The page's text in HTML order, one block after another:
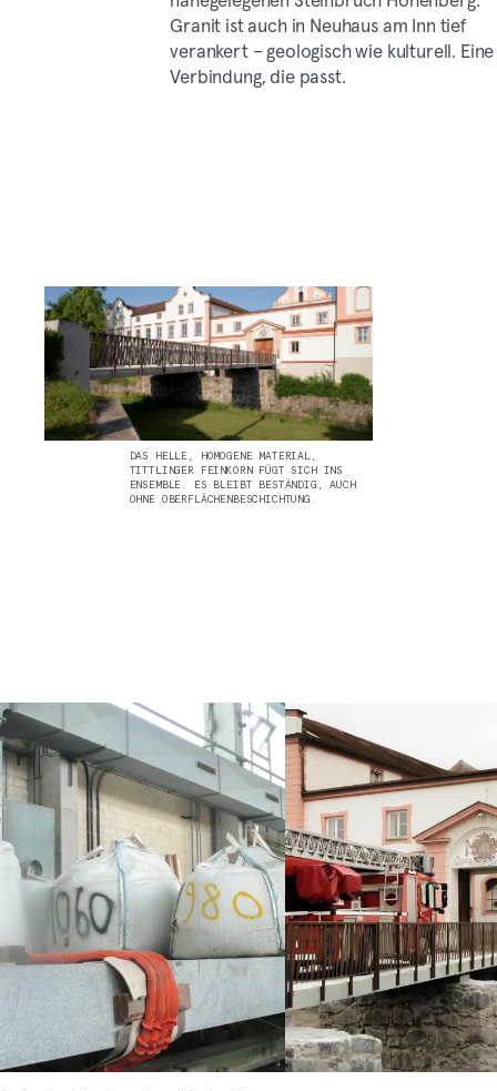
Granit ist auch in Neuhaus am Inn tief
verankert – geologisch wie kulturell. Eine
Verbindung, die passt.
DAS HELLE, HOMOGENE MATERIAL,
TITTLINGER FEINKORN FÜGT SICH INS
ENSEMBLE. ES BLEIBT BESTÄNDIG, AUCH
OHNE OBERFLÄCHENBESCHICHTUNG.